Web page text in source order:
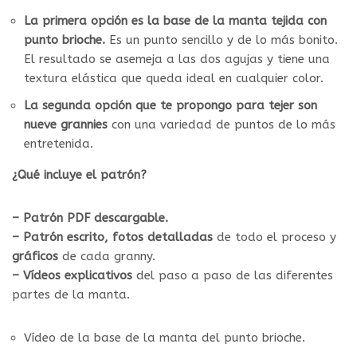
La primera opción es la base de la manta tejida con
punto brioche. Es un punto sencillo y de lo más bonito.
El resultado se asemeja a las dos agujas y tiene una
textura elástica que queda ideal en cualquier color.
La segunda opción que te propongo para tejer son
nueve grannies con una variedad de puntos de lo más
entretenida.
¿Qué incluye el patrón?
– Patrón PDF descargable.
– Patrón escrito, fotos detalladas de todo el proceso y
gráficos de cada granny.
– Vídeos explicativos del paso a paso de las diferentes
partes de la manta.
Vídeo de la base de la manta del punto brioche.